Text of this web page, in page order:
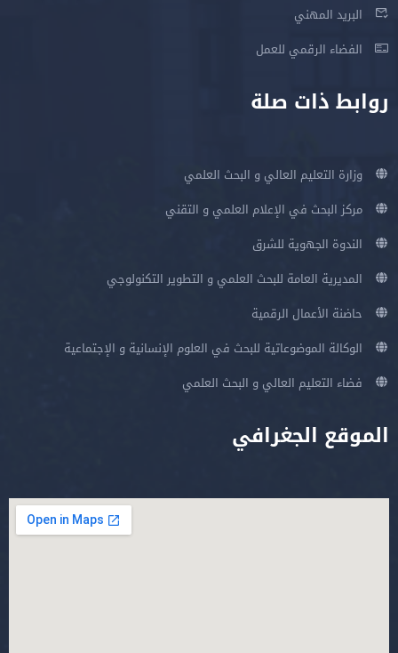
البريد المهني
الفضاء الرقمي للعمل
روابط ذات صلة
وزارة التعليم العالي و البحث العلمي
مركز البحث في الإعلام العلمي و التقني
الندوة الجهوية للشرق
المديرية العامة للبحث العلمي و التطوير التكنولوجي
حاضنة الأعمال الرقمية
الوكالة الموضوعاتية للبحث في العلوم الإنسانية و الإجتماعية
فضاء التعليم العالي و البحث العلمي
الموقع الجغرافي